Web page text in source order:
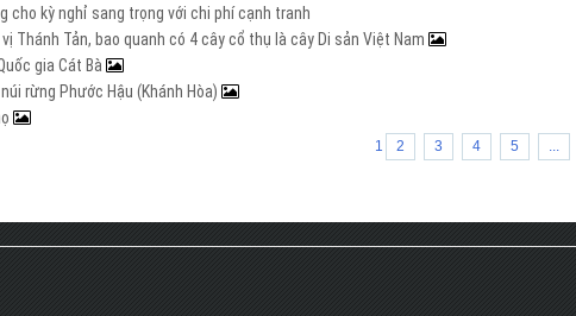
cho kỳ nghỉ sang trọng với chi phí cạnh tranh
Thánh Tản, bao quanh có 4 cây cổ thụ là cây Di sản Việt Nam
gia Cát Bà
rừng Phước Hậu (Khánh Hòa)
1 2 3 4 5 ...